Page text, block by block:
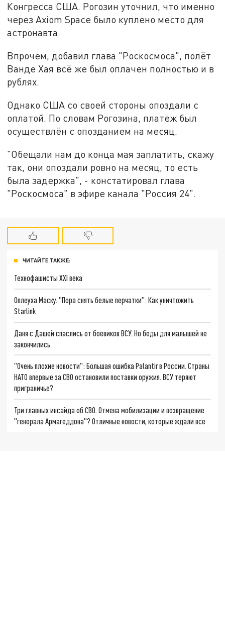
Конгресса США. Рогозин уточнил, что именно
через Axiom Space было куплено место для
астронавта.
Впрочем, добавил глава "Роскосмоса", полёт
Ванде Хая всё же был оплачен полностью и в
рублях.
Однако США со своей стороны опоздали с
оплатой. По словам Рогозина, платёж был
осуществлён с опозданием на месяц.
"Обещали нам до конца мая заплатить, скажу
так, они опоздали ровно на месяц, то есть
была задержка", - констатировал глава
"Роскосмоса" в эфире канала "Россия 24".
ЧИТАЙТЕ ТАКЖЕ:
Технофашисты XXI века
Оплеуха Маску. "Пора снять белые перчатки": Как уничтожить
Starlink
Даня с Дашей спаслись от боевиков ВСУ. Но беды для малышей не
закончились
"Очень плохие новости": Большая ошибка Palantir в России. Страны
НАТО впервые за СВО остановили поставки оружия. ВСУ теряют
приграничье?
Три главных инсайда об СВО. Отмена мобилизации и возвращение
"генерала Армагеддона"? Отличные новости, которые ждали все